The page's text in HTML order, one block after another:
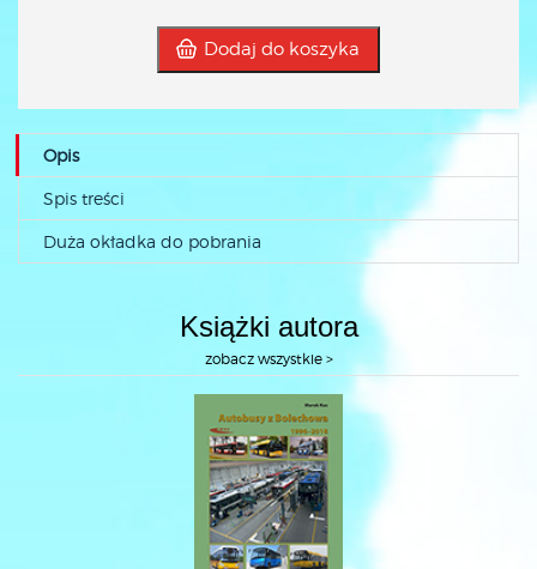
Dodaj do koszyka
Opis
Spis treści
Duża okładka do pobrania
Książki autora
zobacz wszystkie >